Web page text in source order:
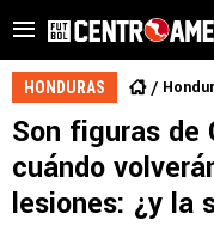
HONDURAS
Son figuras de
cuándo
lesiones: ¿y la